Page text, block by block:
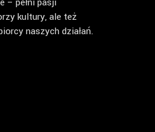
kultury, ale też
naszych działań.